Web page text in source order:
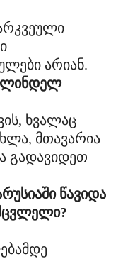
არიან.
ხვალაც
მთავარია
გადავიდეთ
წავიდა